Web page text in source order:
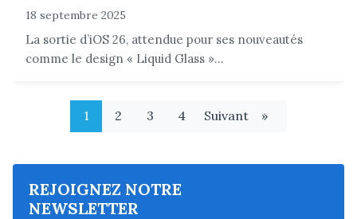
18 septembre 2025
La sortie d’iOS 26, attendue pour ses nouveautés
comme le design « Liquid Glass »...
1 2 3 4 Suivant »
REJOIGNEZ NOTRE
NEWSLETTER